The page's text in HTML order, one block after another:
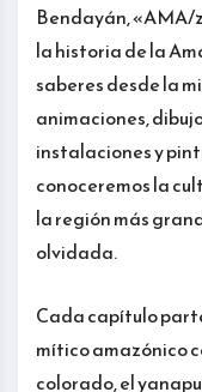
Bendayán, «AMA/
la historia de la
saberes desde la
animaciones,
instalaciones y
conoceremos la
la región más
olvidada.
Cada capítulo
mítico amazónico
colorado, el